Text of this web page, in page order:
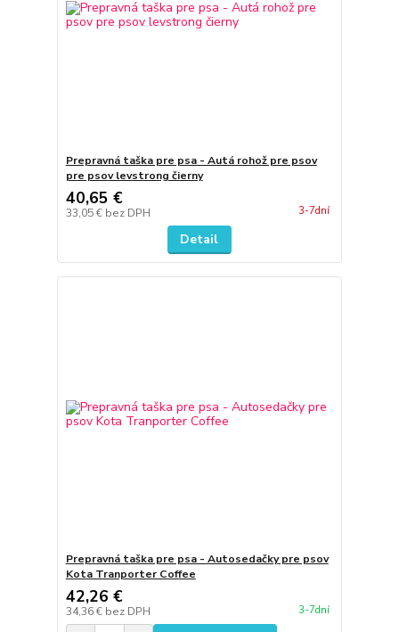
Prepravná taška pre psa - Autá rohož pre psov
pre psov levstrong čierny
40,65 €
33,05 € bez DPH 3-7dní
Detail
Prepravná taška pre psa - Autosedačky pre psov
Kota Tranporter Coffee
42,26 €
34,36 € bez DPH 3-7dní